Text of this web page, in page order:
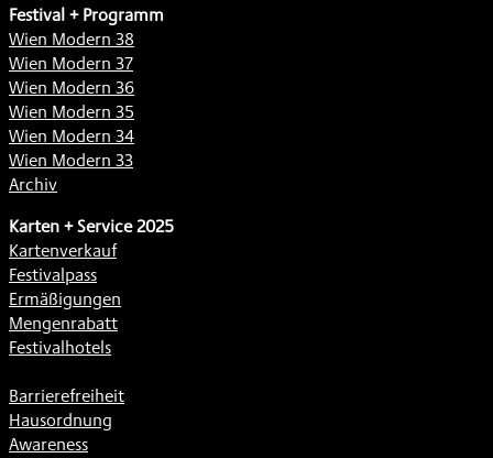
Festival + Programm
Wien Modern 38
Wien Modern 37
Wien Modern 36
Wien Modern 35
Wien Modern 34
Wien Modern 33
Archiv
Karten + Service 2025
Kartenverkauf
Festivalpass
Ermäßigungen
Mengenrabatt
Festivalhotels
Barrierefreiheit
Hausordnung
Awareness